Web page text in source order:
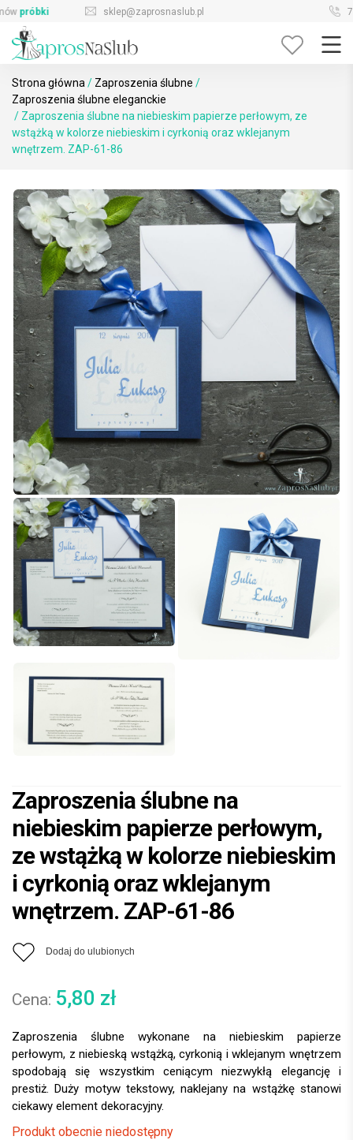
Skip
content
sklep@zaprosnaslub.pl 726-644-296
Strona główna / Zaproszenia ślubne /
Zaproszenia ślubne eleganckie
/ Zaproszenia ślubne na niebieskim papierze perłowym, ze
wstążką w kolorze niebieskim i cyrkonią oraz wklejanym
wnętrzem. ZAP-61-86
Zaproszenia ślubne na
niebieskim papierze perłowym,
ze wstążką w kolorze niebieskim
i cyrkonią oraz wklejanym
wnętrzem. ZAP-61-86
Dodaj do ulubionych
5,80 zł
Zaproszenia ślubne wykonane na niebieskim papierze
perłowym, z niebieską wstążką, cyrkonią i wklejanym wnętrzem
spodobają się wszystkim ceniącym niezwykłą elegancję i
prestiż. Duży motyw tekstowy, naklejany na wstążkę stanowi
ciekawy element dekoracyjny.
Produkt obecnie niedostępny